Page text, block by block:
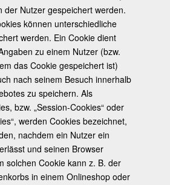
der Nutzer gespeichert werden.
können unterschiedliche
werden. Ein Cookie dient
zu einem Nutzer (bzw.
das Cookie gespeichert ist)
nach seinem Besuch innerhalb
zu speichern. Als
bzw. „Session-Cookies“ oder
werden Cookies bezeichnet,
nachdem ein Nutzer ein
und seinen Browser
solchen Cookie kann z. B. der
in einem Onlineshop oder